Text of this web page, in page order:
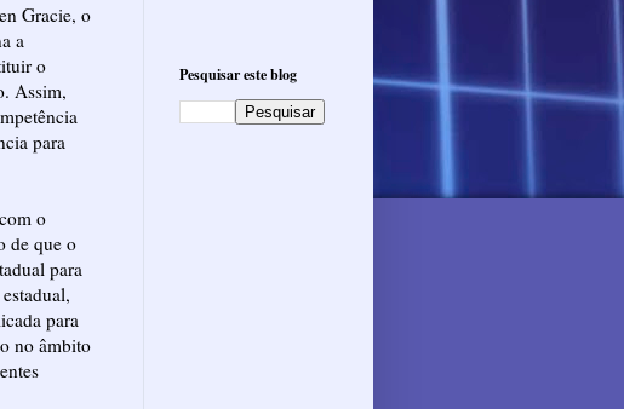
Gracie, o
a
o
Assim,
para
o
de que o
para
para
no âmbito
Pesquisar este blog